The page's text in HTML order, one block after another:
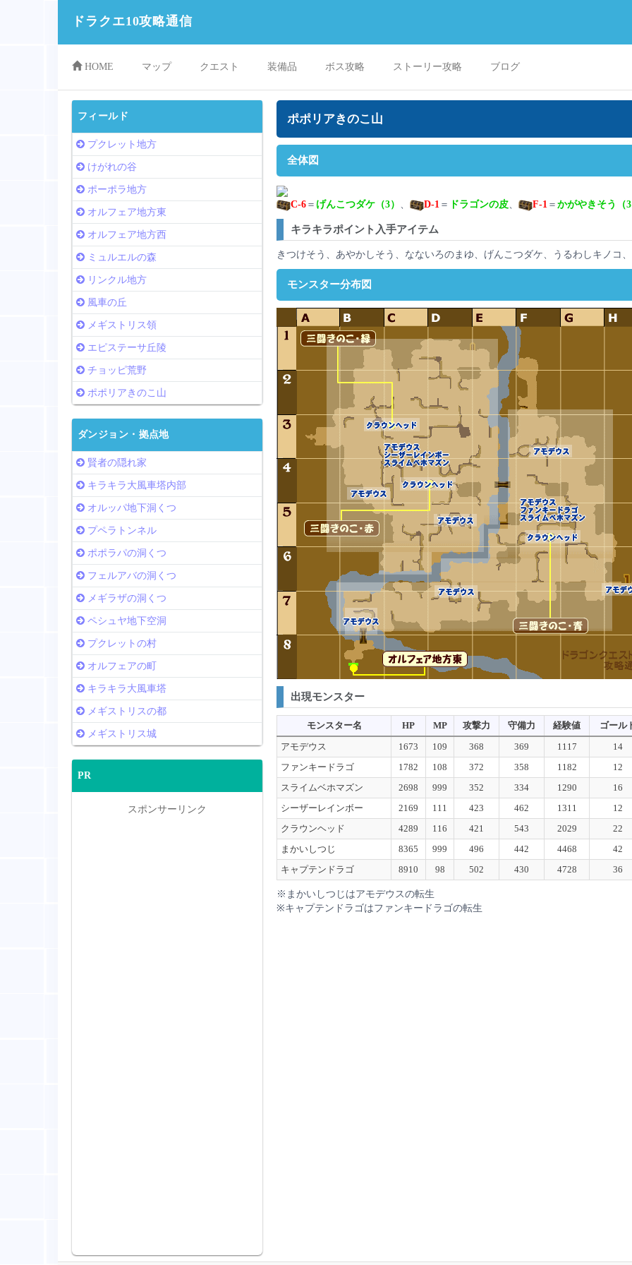
ドラクエ10攻略通信
HOME マップ クエスト 装備品 ボス攻略 ストーリー攻略 ブログ
ポポリアきのこ山
全体図
C-6 ＝ げんこつダケ（3） 、 D-1 ＝ ドラゴンの皮、 F-1 ＝ かがやきそう（
キラキラポイント入手アイテム
きつけそう、あやかしそう、なないろのまゆ、げんこつダケ、うるわしキノコ
モンスター分布図
出現モンスター
モンスター名 HP MP 攻撃力 守備力 経験値
ゴール
アモデウス
1673 109 368 369 1117
14
ファンキードラゴ
1782 108 372 358 1182
12
スライムベホマズン
2698 999 352 334 1290
16
シーザーレインボー
2169 111 423 462 1311
12
クラウンヘッド
4289 116 421 543 2029
22
まかいしつじ
8365 999 496 442 4468
42
キャプテンドラゴ
8910 98 502 430 4728 36
※まかいしつじはアモデウスの転生
※キャプテンドラゴはファンキードラゴの転生
フィールド
プクレット地方
けがれの谷
ポーポラ地方
オルフェア地方東
オルフェア地方西
ミュルエルの森
リンクル地方
風車の丘
メギストリス領
エピステーサ丘陵
チョッピ荒野
ポポリアきのこ山
ダンジョン・拠点地
賢者の隠れ家
キラキラ大風車塔内部
オルッパ地下洞くつ
プペラトンネル
ポポラパの洞くつ
フェルアバの洞くつ
メギラザの洞くつ
ペシュヤ地下空洞
プクレットの村
オルフェアの町
キラキラ大風車塔
メギストリスの都
メギストリス城
PR
スポンサーリンク